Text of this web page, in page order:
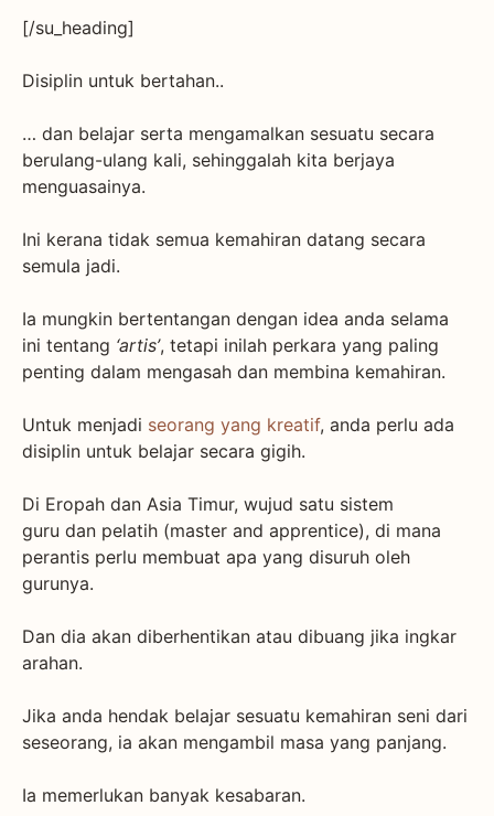
[/su_heading]
Disiplin untuk bertahan..
… dan belajar serta mengamalkan sesuatu secara
berulang-ulang kali, sehinggalah kita berjaya
menguasainya.
Ini kerana tidak semua kemahiran datang secara
semula jadi.
Ia mungkin bertentangan dengan idea anda selama
ini tentang ‘artis’, tetapi inilah perkara yang paling
penting dalam mengasah dan membina kemahiran.
Untuk menjadi seorang yang kreatif, anda perlu ada
disiplin untuk belajar secara gigih.
Di Eropah dan Asia Timur, wujud satu sistem
guru dan pelatih (master and apprentice), di mana
perantis perlu membuat apa yang disuruh oleh
gurunya.
Dan dia akan diberhentikan atau dibuang jika ingkar
arahan.
Jika anda hendak belajar sesuatu kemahiran seni dari
seseorang, ia akan mengambil masa yang panjang.
Ia memerlukan banyak kesabaran.